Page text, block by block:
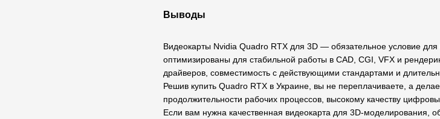
Выводы
Видеокарты Nvidia Quadro RTX для 3D — обязательное условие
оптимизированы для стабильной работы в CAD, CGI, VFX и
драйверов, совместимость с действующими стандартами и
Решив купить Quadro RTX в Украине, вы не переплачиваете, а
продолжительности рабочих процессов, высокому качеству
Если вам нужна качественная видеокарта для 3D-